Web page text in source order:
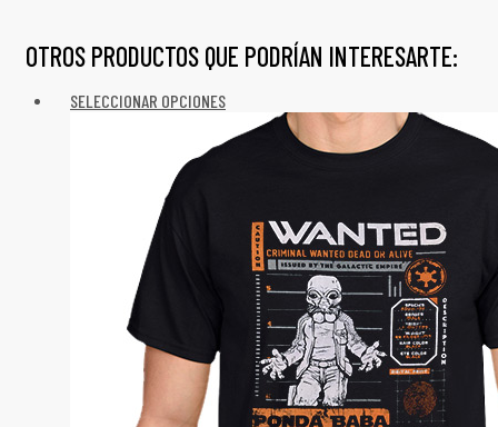
OTROS PRODUCTOS QUE PODRÍAN INTERESARTE:
SELECCIONAR OPCIONES